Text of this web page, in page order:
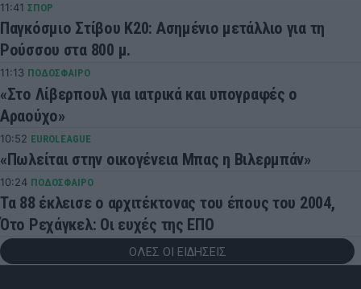
11:41 ΣΠΟΡ
Παγκόσμιο Στίβου Κ20: Ασημένιο μετάλλιο για τη
Ρούσσου στα 800 μ.
11:13 ΠΟΔΟΣΦΑΙΡΟ
«Στο Λίβερπουλ για ιατρικά και υπογραφές ο
Αραούχο»
10:52 EUROLEAGUE
«Πωλείται στην οικογένεια Μπας η Βιλερμπάν»
10:24 ΠΟΔΟΣΦΑΙΡΟ
Τα 88 έκλεισε ο αρχιτέκτονας του έπους του 2004,
Ότο Ρεχάγκελ: Οι ευχές της ΕΠΟ
ΟΛΕΣ ΟΙ ΕΙΔΗΣΕΙΣ